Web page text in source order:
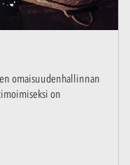
omaisuudenhallinnan
on